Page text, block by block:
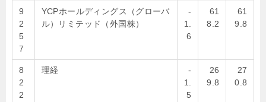
9
2
5
7
YCPホールディングス（グローバ
ル）リミテッド（外国株）
-
1.
6
61
8.2
61
9.8
8
2
2
理経
-
1.
5
26
9.8
27
0.8